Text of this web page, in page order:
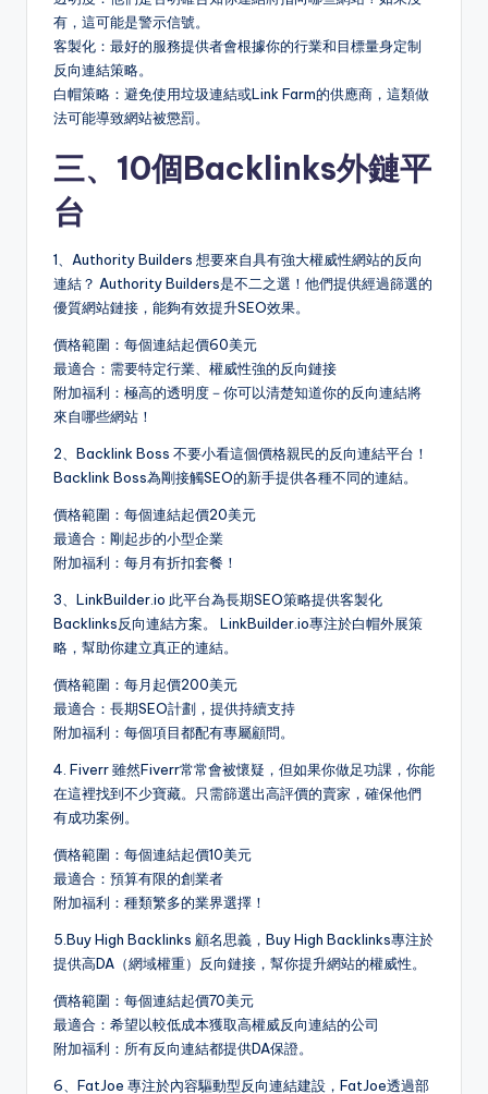
有，這可能是警示信號。
客製化：最好的服務提供者會根據你的行業和目標量身定制
反向連結策略。
白帽策略：避免使用垃圾連結或Link Farm的供應商，這類做
法可能導致網站被懲罰。
三、10個Backlinks外鏈平
台
1、Authority Builders 想要來自具有強大權威性網站的反向
連結？ Authority Builders是不二之選！他們提供經過篩選的
優質網站鏈接，能夠有效提升SEO效果。
價格範圍：每個連結起價60美元
最適合：需要特定行業、權威性強的反向鏈接
附加福利：極高的透明度－你可以清楚知道你的反向連結將
來自哪些網站！
2、Backlink Boss 不要小看這個價格親民的反向連結平台！
Backlink Boss為剛接觸SEO的新手提供各種不同的連結。
價格範圍：每個連結起價20美元
最適合：剛起步的小型企業
附加福利：每月有折扣套餐！
3、LinkBuilder.io 此平台為長期SEO策略提供客製化
Backlinks反向連結方案。 LinkBuilder.io專注於白帽外展策
略，幫助你建立真正的連結。
價格範圍：每月起價200美元
最適合：長期SEO計劃，提供持續支持
附加福利：每個項目都配有專屬顧問。
4. Fiverr 雖然Fiverr常常會被懷疑，但如果你做足功課，你能
在這裡找到不少寶藏。只需篩選出高評價的賣家，確保他們
有成功案例。
價格範圍：每個連結起價10美元
最適合：預算有限的創業者
附加福利：種類繁多的業界選擇！
5.Buy High Backlinks 顧名思義，Buy High Backlinks專注於
提供高DA（網域權重）反向鏈接，幫你提升網站的權威性。
價格範圍：每個連結起價70美元
最適合：希望以較低成本獲取高權威反向連結的公司
附加福利：所有反向連結都提供DA保證。
6、FatJoe 專注於內容驅動型反向連結建設，FatJoe透過部